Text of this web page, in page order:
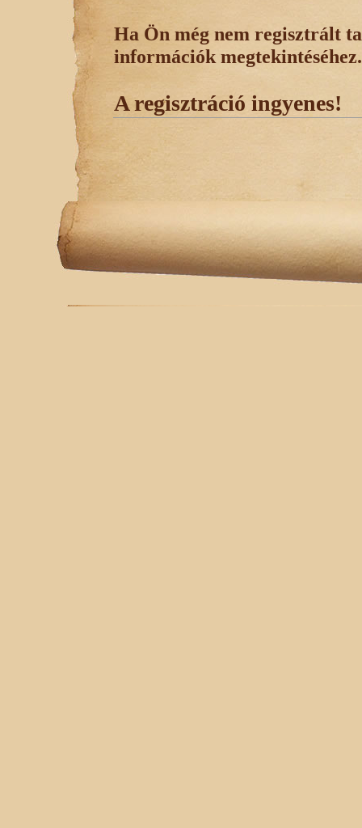
Ha Ön még nem regisztrált
információk megtekintéséhez.
A regisztráció ingyenes!